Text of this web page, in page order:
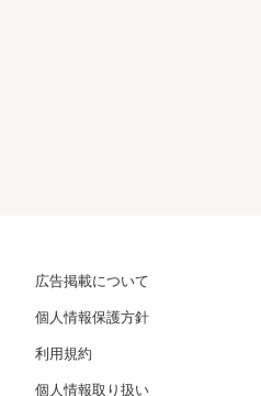
広告掲載について
個人情報保護方針
利用規約
個人情報取り扱い